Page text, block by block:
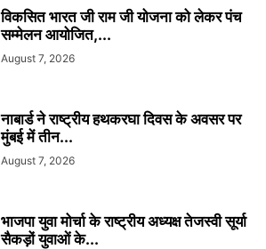
विकसित भारत जी राम जी योजना को लेकर पंच
सम्मेलन आयोजित,...
August 7, 2026
नाबार्ड ने राष्ट्रीय हथकरघा दिवस के अवसर पर
मुंबई में तीन...
August 7, 2026
भाजपा युवा मोर्चा के राष्ट्रीय अध्यक्ष तेजस्वी सूर्या
सैकड़ों युवाओं के...